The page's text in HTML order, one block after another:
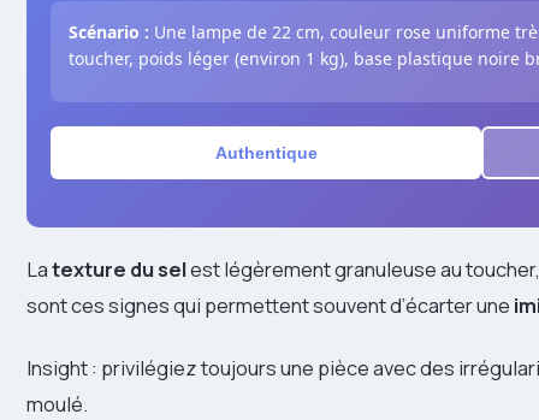
Scénario : Une lampe de 22 cm, couleur rose uniforme
toucher, poids léger (environ 1 kg), base plastique noire
Authentique
Latexture du selest légèrement granuleuse au
sont ces signes qui permettent souvent d’écarter une
Insight : privilégiez toujours une pièce avec des
moulé.